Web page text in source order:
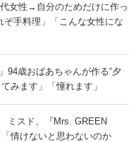
女性→自分のためだけに作っ
手料理」「こんな女性にな
94歳おばあちゃんが作る“夕
みます」「憧れます」
ミスド、『Mrs. GREEN
情けないと思わないのか